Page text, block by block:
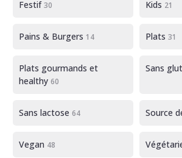
Festif30 Kids 21
Pains & Burgers 14 Plats 31
Plats gourmands et
healthy 60
Sans
Sans lactose 64 Source
Vegan 48